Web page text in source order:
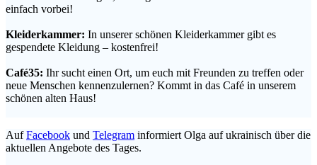
einfach vorbei!
Kleiderkammer: In unserer schönen Kleiderkammer gibt es
gespendete Kleidung – kostenfrei!
Café35: Ihr sucht einen Ort, um euch mit Freunden zu treffen oder
neue Menschen kennenzulernen? Kommt in das Café in unserem
schönen alten Haus!
AufFacebook und Telegram informiert Olga auf ukrainisch über die
aktuellen Angebote des Tages.